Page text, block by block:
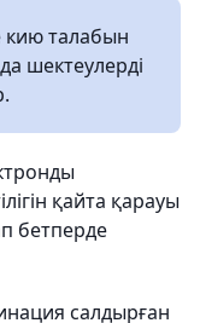
кию талабын
шектеулерді
қайта қарауы
бетперде
салдырған